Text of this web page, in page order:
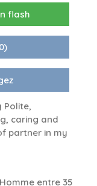
flash
Polite,
caring and
partner in my
entre 35